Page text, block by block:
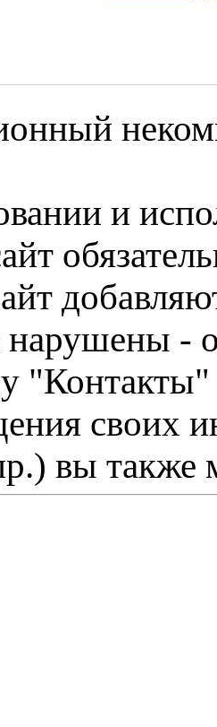
и
-
"Контакты"
своих
вы также